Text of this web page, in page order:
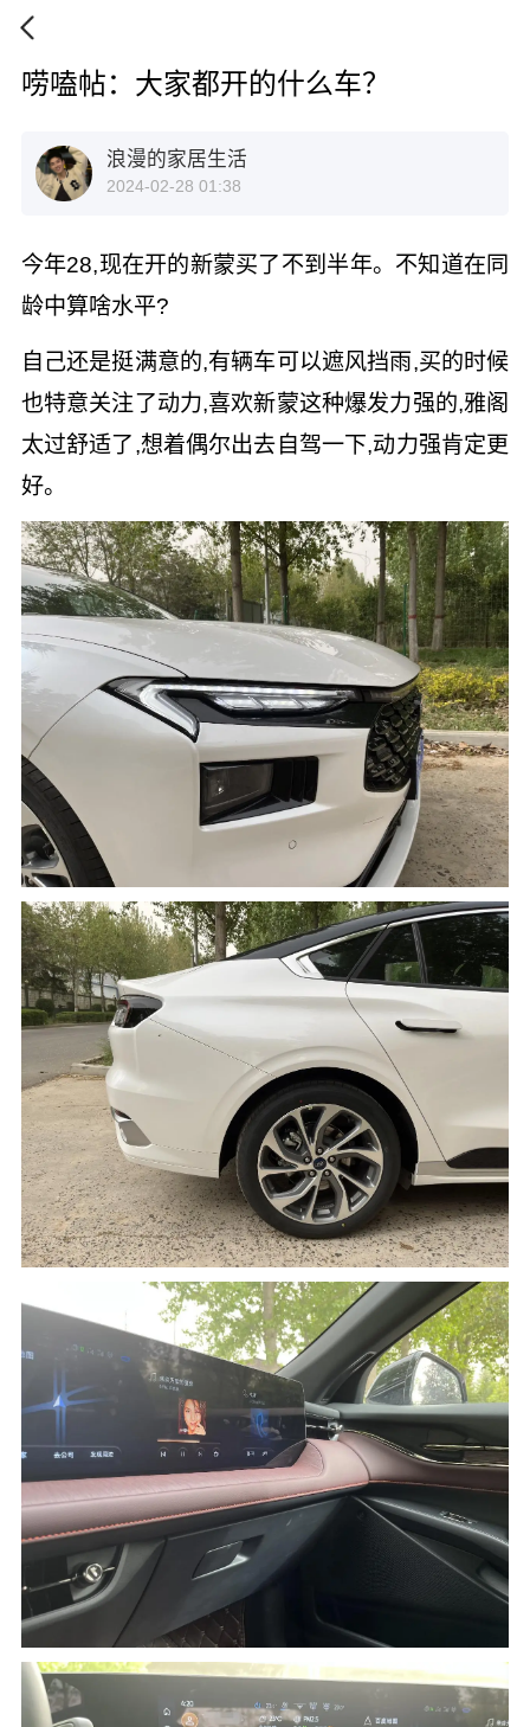
唠嗑帖：大家都开的什么车？
浪漫的家居生活
2024-02-28 01:38
今年28,现在开的新蒙买了不到半年。不知道在同
龄中算啥水平?
自己还是挺满意的,有辆车可以遮风挡雨,买的时候
也特意关注了动力,喜欢新蒙这种爆发力强的,雅阁
太过舒适了,想着偶尔出去自驾一下,动力强肯定更
好。